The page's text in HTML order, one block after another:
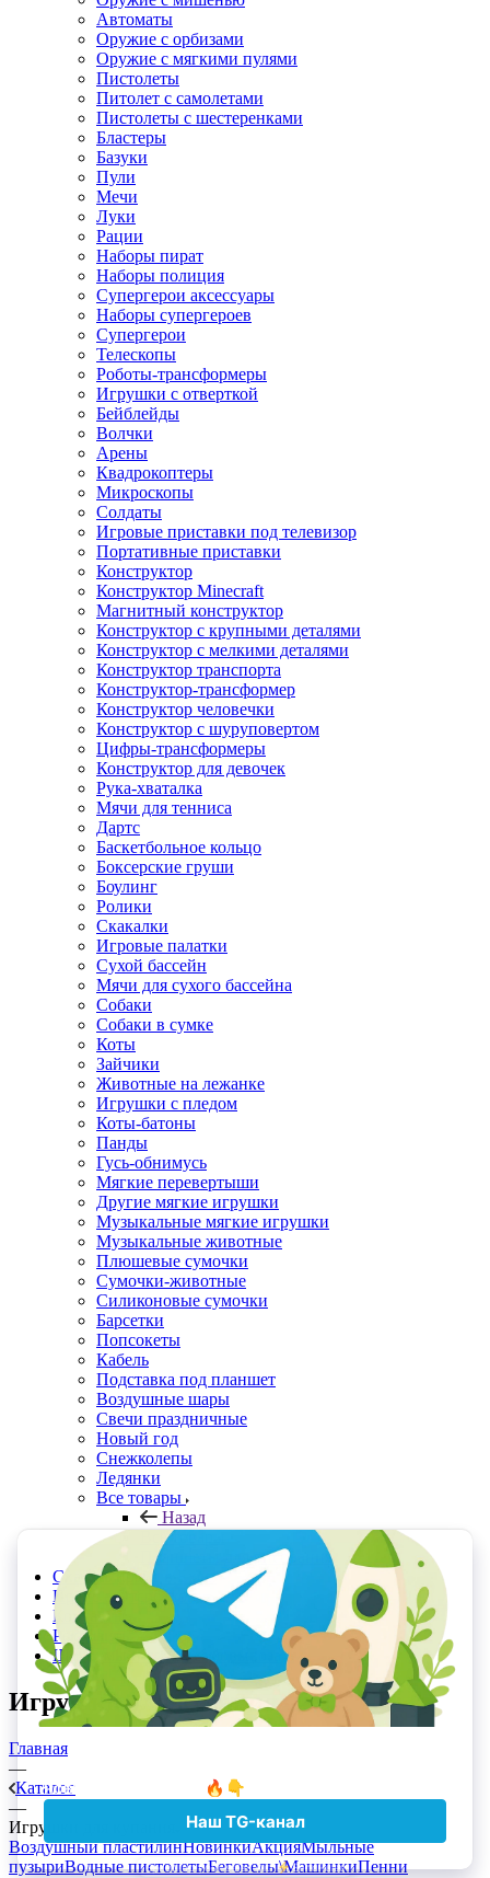
Автоматы
Оружие с орбизами
Оружие с мягкими пулями
Пистолеты
Питолет с самолетами
Пистолеты с шестеренками
Бластеры
Базуки
Пули
Мечи
Луки
Рации
Наборы пират
Наборы полиция
Супергерои аксессуары
Наборы супергероев
Супергерои
Телескопы
Роботы-трансформеры
Игрушки с отверткой
Бейблейды
Волчки
Арены
Квадрокоптеры
Микроскопы
Солдаты
Игровые приставки под телевизор
Портативные приставки
Конструктор
Конструктор Minecraft
Магнитный конструктор
Конструктор с крупными деталями
Конструктор с мелкими деталями
Конструктор транспорта
Конструктор-трансформер
Конструктор человечки
Конструктор с шуруповертом
Цифры-трансформеры
Конструктор для девочек
Рука-хваталка
Мячи для тенниса
Дартс
Баскетбольное кольцо
Боксерские груши
Боулинг
Ролики
Скакалки
Игровые палатки
Сухой бассейн
Мячи для сухого бассейна
Собаки
Собаки в сумке
Коты
Зайчики
Животные на лежанке
Игрушки с пледом
Коты-батоны
Панды
Гусь-обнимусь
Мягкие перевертыши
Другие мягкие игрушки
Музыкальные мягкие игрушки
Музыкальные животные
Плюшевые сумочки
Сумочки-животные
Силиконовые сумочки
Барсетки
Попсокеты
Кабель
Подставка под планшет
Воздушные шары
Свечи праздничные
Новый год
Снежколепы
Ледянки
Все товары
Назад
Все товары
Планшеты для рисования
Скачать прайс в Excel
Прайс с Отсрочкой
Контакты
Реквизиты
Шоурумы и точки самовывоза
Игрушки для купания
Главная
—
Каталог
—
Игрушки для купания
Воздушный пластилинНовинкиАкцияМыльные
пузыриВодные пистолетыБеговелы\МашинкиПенни